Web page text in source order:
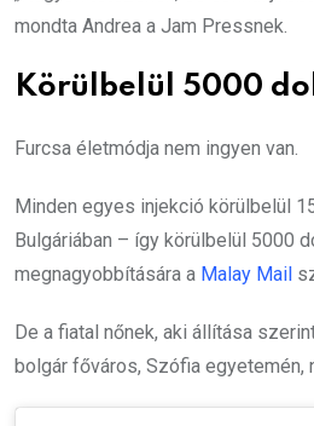
mondta Andrea a Jam Pressnek.
Körülbelül 5000
Furcsa életmódja nem ingyen van.
Minden egyes injekció körülbelül
Bulgáriában – így körülbelül 5000
megnagyobbítására a Malay Mail
De a fiatal nőnek, aki állítása
bolgár főváros, Szófia egyetemén,